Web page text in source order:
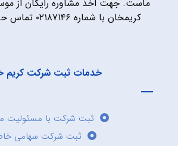
ماست. جهت اخذ مشاوره رایگان از
کریمخان با شماره ۰۲۱۸۷۱۴۶ تماس حاصل فرمایید.
خدمات ثبت شرکت کریم
ثبت شرکت با مسئولیت
ثبت شرکت سهامی